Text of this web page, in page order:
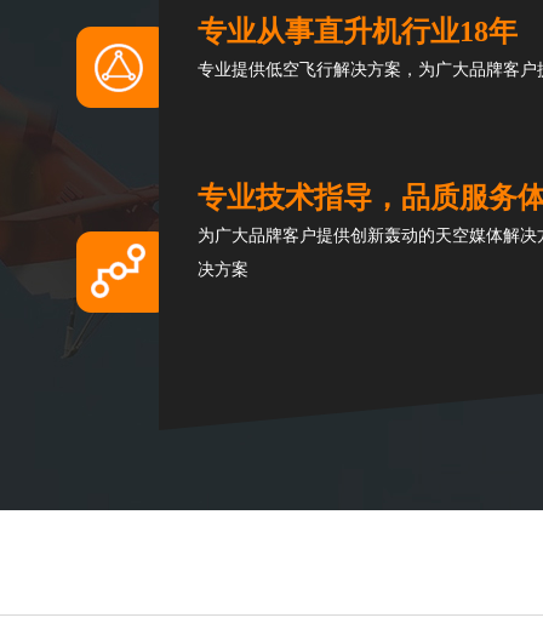
专业从事直升机行业18年
专业提供低空飞行解决方案，为广大品牌客
专业技术指导，品质服务
为广大品牌客户提供创新轰动的天空媒体解
决方案